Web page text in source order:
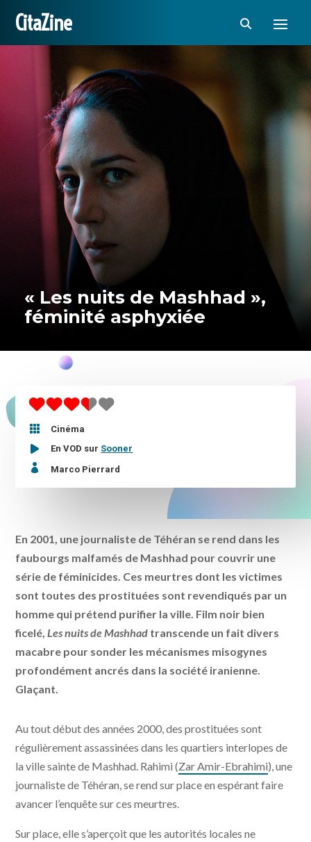
CitaZine
« Les nuits de Mashhad »,
féminité asphyxiée

Cinéma
En VOD sur Sooner
 Marco Pierrard
En 2001, une journaliste de Téhéran se rend dans les
faubourgs malfamés de Mashhad pour couvrir une
série de féminicides. Ces meurtres dont les victimes
sont toutes des prostituées sont revendiqués par un
homme qui prétend purifier la ville. Film noir bien
ficelé,Les nuits de Mashhad transcende un fait divers
macabre pour sonder les mécanismes misogynes
profondément ancrés dans la société iranienne.
Glaçant.
Au tout début des années 2000, des prostituées sont
régulièrement assassinées dans les quartiers interlopes de
la ville sainte de Mashhad. Rahimi (Zar Amir-Ebrahimi), une
journaliste de Téhéran, se rend sur place en espérant faire
avancer l’enquête sur ces meurtres.
Sur place, elle s’aperçoit que les autorités locales ne